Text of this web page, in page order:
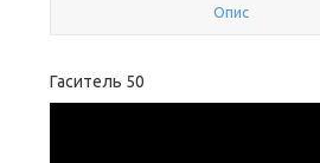
Опис
Гаситель 50